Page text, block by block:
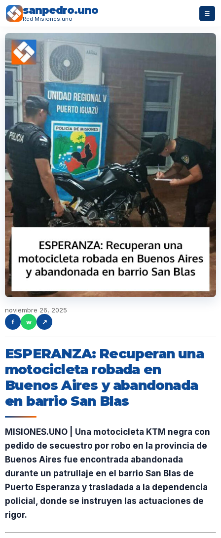
sanpedro.uno
Red Misiones.uno
☰
noviembre 26, 2025
f
w ↗
ESPERANZA: Recuperan una
motocicleta robada en
Buenos Aires y abandonada
en barrio San Blas
MISIONES.UNO | Una motocicleta KTM negra con
pedido de secuestro por robo en la provincia de
Buenos Aires fue encontrada abandonada
durante un patrullaje en el barrio San Blas de
Puerto Esperanza y trasladada a la dependencia
policial, donde se instruyen las actuaciones de
rigor.